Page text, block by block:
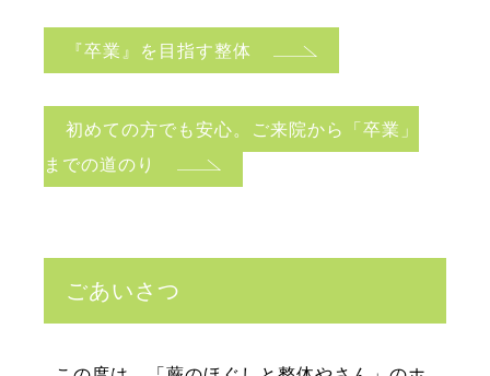
『卒業』を目指す整体
初めての方でも安心。ご来院から「卒業」
までの道のり
ごあいさつ